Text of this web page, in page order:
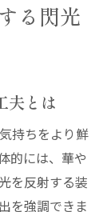
ナー
説
慮
めに
意
び方
を演出
る閃光
夫とは
持ちをより鮮
的には、華や
を反射する装
を強調できま